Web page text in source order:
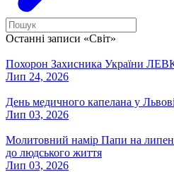
Останні записи «Світ»
Похорон Захисника України
Лип 24, 2026
День медичного капелана у Львові
Лип 03, 2026
Молитовний намір Папи на
до людського життя
Лип 03, 2026